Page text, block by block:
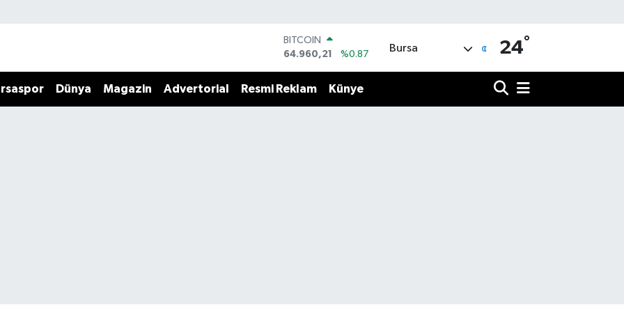
DOLAR
47,7436
%0.18
55,2510
%0.32
Bursa 24°
Dünya Magazin Advertorial Resmi Reklam Künye